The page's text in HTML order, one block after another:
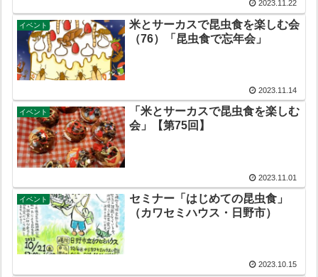
2023.11.22
イベント
米とサーカスで昆虫食を楽しむ会
（76）「昆虫食で忘年会」
2023.11.14
イベント
「米とサーカスで昆虫食を楽しむ
会」【第75回】
2023.11.01
イベント
セミナー「はじめての昆虫食」
（カワセミハウス・日野市）
2023.10.15